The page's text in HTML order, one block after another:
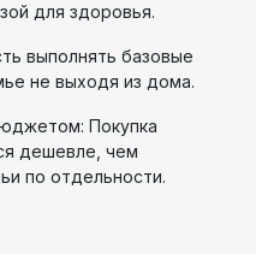
для здоровья.
выполнять базовые
не выходя из дома.
Покупка
дешевле, чем
по отдельности.